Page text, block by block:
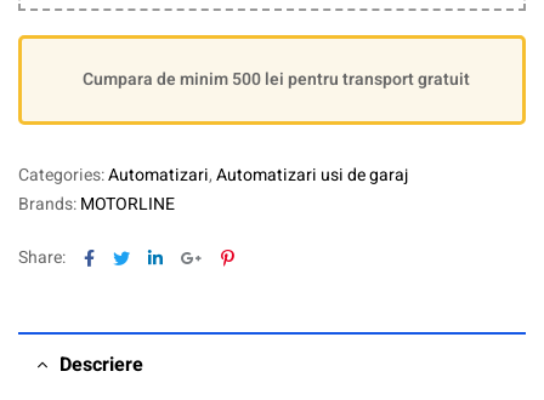
Cumpara de minim 500 lei pentru transport gratuit
Categories:Automatizari,Automatizari usi de garaj
Brands:MOTORLINE
Share: Facebook
TwitterLinkedinGoogle+Pinterest
Descriere